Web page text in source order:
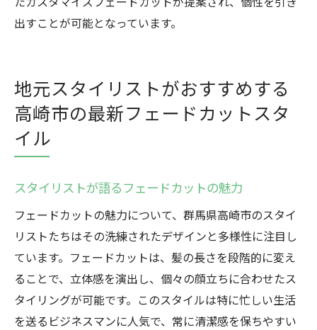
出すことが可能となっています。
地元スタイリストがおすすめする
高崎市の最新フェードカットスタ
イル
スタイリストが語るフェードカットの魅力
フェードカットの魅力について、群馬県高崎市のスタイ
リストたちはその洗練されたデザインと多様性に注目し
ています。フェードカットは、髪の長さを段階的に変え
ることで、立体感を演出し、個々の顔立ちに合わせたス
タイリングが可能です。このスタイルは特に忙しい生活
を送るビジネスマンに人気で、常に清潔感を保ちやすい